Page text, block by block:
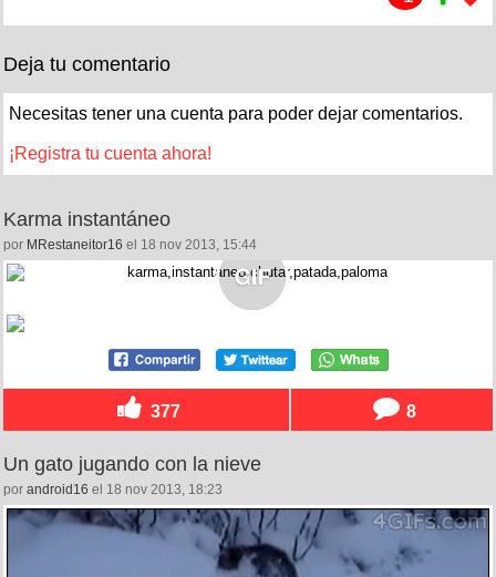
Deja tu comentario
Necesitas tener una cuenta para poder dejar comentarios.
¡Registra tu cuenta ahora!
Karma instantáneo
por MRestaneitor16 el 18 nov 2013, 15:44
377 8
Un gato jugando con la nieve
por android16 el 18 nov 2013, 18:23